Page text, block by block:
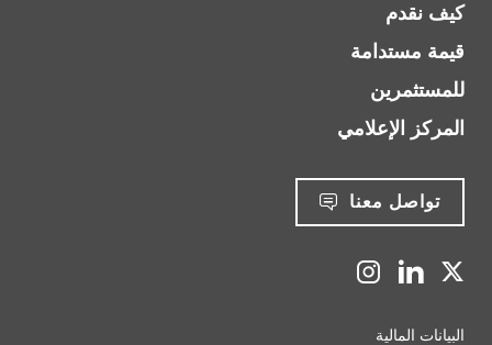
كيف نقدم
قيمة مستدامة
للمستثمرين
المركز الإعلامي
تواصل معنا
‫‫البيانات‬ المالية‬